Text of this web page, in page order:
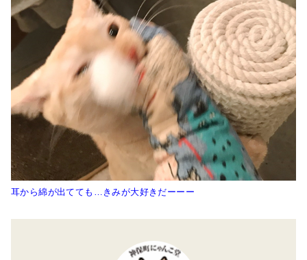
耳から綿が出てても…きみが大好きだーーー